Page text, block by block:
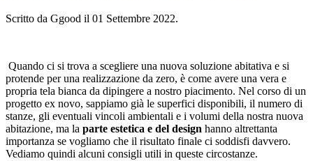
Scritto da Ggood il 01 Settembre 2022.
Quando ci si trova a scegliere una nuova soluzione abitativa e si
protende per una realizzazione da zero, è come avere una vera e
propria tela bianca da dipingere a nostro piacimento. Nel corso di un
progetto ex novo, sappiamo già le superfici disponibili, il numero di
stanze, gli eventuali vincoli ambientali e i volumi della nostra nuova
abitazione, ma la parte estetica e del design hanno altrettanta
importanza se vogliamo che il risultato finale ci soddisfi davvero.
Vediamo quindi alcuni consigli utili in queste circostanze.